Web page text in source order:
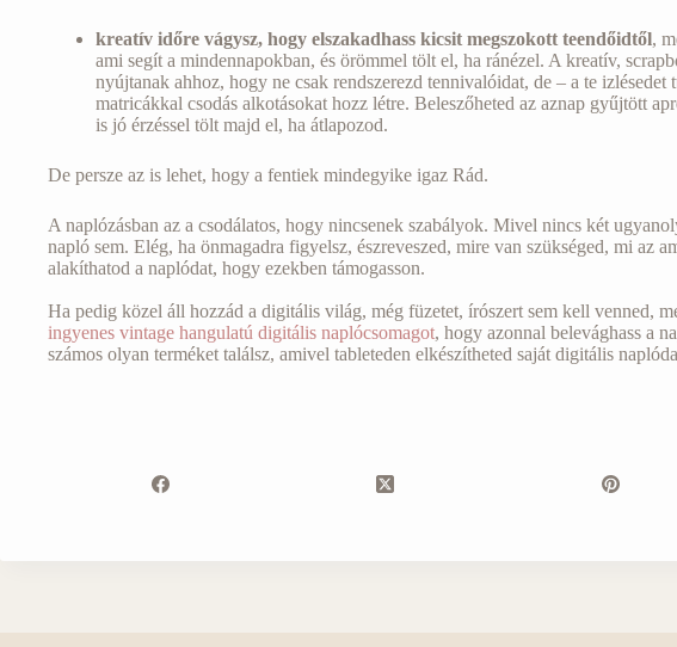
kreatív időre vágysz, hogy elszakadhass kicsit megszokott teendőidtől,
ami segít a mindennapokban, és örömmel tölt el, ha ránézel. A kreatív,
nyújtanak ahhoz, hogy ne csak rendszerezd tennivalóidat, de – a te
matricákkal csodás alkotásokat hozz létre. Beleszőheted az aznap gyűjtött
is jó érzéssel tölt majd el, ha átlapozod.
De persze az is lehet, hogy a fentiek mindegyike igaz Rád.
A naplózásban az a csodálatos, hogy nincsenek szabályok. Mivel nincs két
napló sem. Elég, ha önmagadra figyelsz, észreveszed, mire van szükséged, mi az
alakíthatod a naplódat, hogy ezekben támogasson.
Ha pedig közel áll hozzád a digitális világ, még füzetet, írószert sem kell venned,
ingyenes vintage hangulatú digitális naplócsomagot, hogy azonnal belevághass a
számos olyan terméket találsz, amivel tableteden elkészítheted saját digitális